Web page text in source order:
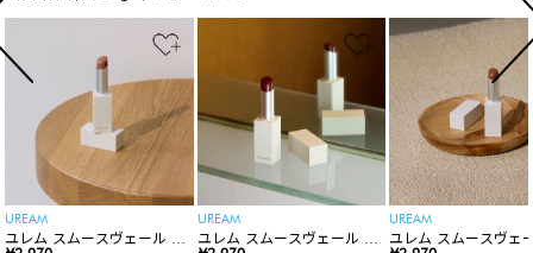
UREAM
ユレム スムースヴェール リ
UREAM
ユレム スムースヴェール リ
UREAM
ユレム スムースヴェ